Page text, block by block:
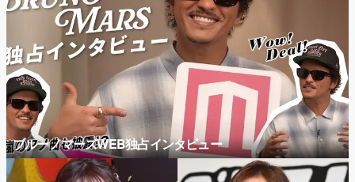
ブルーノマーズWEB独占インタビュー